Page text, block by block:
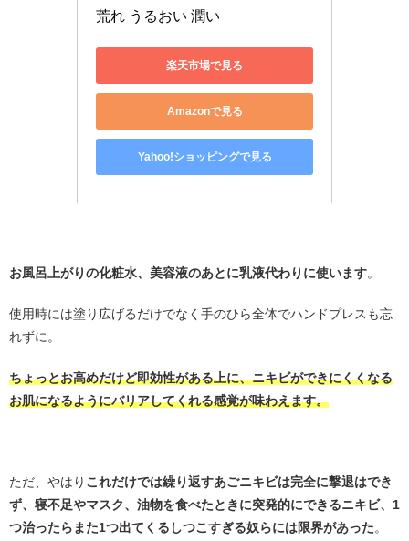
荒れ うるおい 潤い
楽天市場で見る
Amazonで見る
Yahoo!ショッピングで見る
お風呂上がりの化粧水、美容液のあとに乳液代わりに使います。
使用時には塗り広げるだけでなく手のひら全体でハンドプレスも忘
れずに。
ちょっとお高めだけど即効性がある上に、ニキビができにくくなる
お肌になるようにバリアしてくれる感覚が味わえます。
ただ、やはり これだけでは繰り返すあごニキビは完全に撃退はでき
ず、寝不足やマスク、油物を食べたときに突発的にできるニキビ、1
つ治ったらまた1つ出てくるしつこすぎる奴らには限界があった。